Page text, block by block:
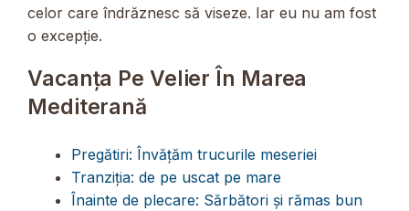
celor care îndrăznesc să viseze. Iar eu nu am fost
o excepție.
Vacanța Pe Velier În Marea
Mediterană
Pregătiri: Învățăm trucurile meseriei
Tranziția: de pe uscat pe mare
Înainte de plecare: Sărbători și rămas bun